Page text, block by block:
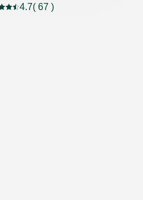
Bewertung: 4.7 von 5
4.7( 67 )